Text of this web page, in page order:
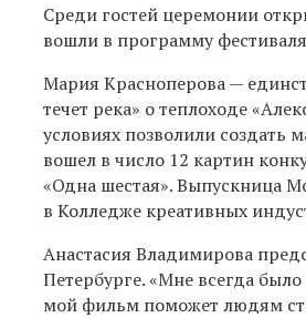
Среди гостей церемонии
вошли в программу
Мария Красноперова —
течет река» о теплоходе
условиях позволили создать
вошел в число 12 картин
«Одна шестая». Выпускница
в Колледже креативных
Анастасия Владимирова
Петербурге. «Мне всегда
мой фильм поможет людям